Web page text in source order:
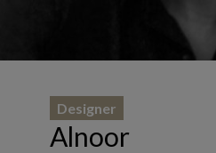
Alnoor
Designer